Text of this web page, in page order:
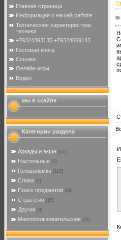
Главная страница
Информация о нашей работе
Технические характеристики
техники
+79324393135 +79324069143
Гостевая книга
Ссылки
Онлайн игры
Видео
мы в скайпе
Категории раздела
Аркады и экшн [67]
Настольные [5]
Головоломки [115]
Слова [2]
Поиск предметов [68]
Стратегии [15]
Другие [4]
Многопользовательские [21]